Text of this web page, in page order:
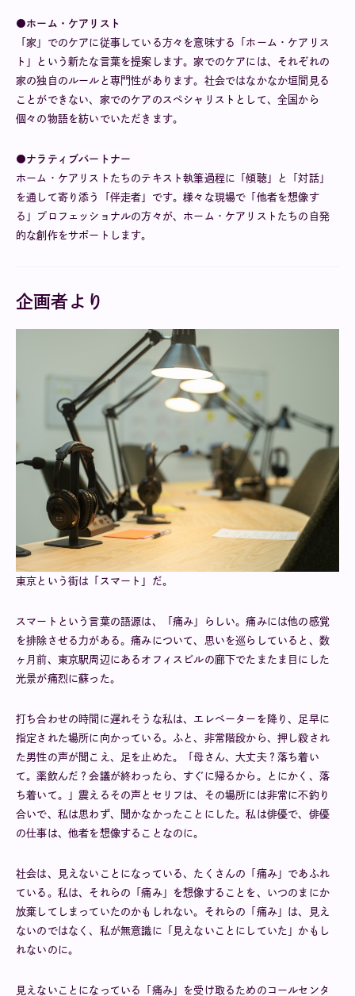
●ホーム・ケアリスト
「家」でのケアに従事している方々を意味する「ホーム・ケアリス
ト」という新たな言葉を提案します。家でのケアには、それぞれの
家の独自のルールと専門性があります。社会ではなかなか垣間見る
ことができない、家でのケアのスペシャリストとして、全国から
個々の物語を紡いでいただきます。
●ナラティブパートナー
ホーム・ケアリストたちのテキスト執筆過程に「傾聴」と「対話」
を通して寄り添う「伴走者」です。様々な現場で「他者を想像す
る」プロフェッショナルの方々が、ホーム・ケアリストたちの自発
的な創作をサポートします。
企画者より
東京という街は「スマート」だ。
スマートという言葉の語源は、「痛み」らしい。痛みには他の感覚
を排除させる力がある。痛みについて、思いを巡らしていると、数
ヶ月前、東京駅周辺にあるオフィスビルの廊下でたまたま目にした
光景が痛烈に蘇った。
打ち合わせの時間に遅れそうな私は、エレベーターを降り、足早に
指定された場所に向かっている。ふと、非常階段から、押し殺され
た男性の声が聞こえ、足を止めた。「母さん、大丈夫？落ち着い
て。薬飲んだ？会議が終わったら、すぐに帰るから。とにかく、落
ち着いて。」震えるその声とセリフは、その場所には非常に不釣り
合いで、私は思わず、聞かなかったことにした。私は俳優で、俳優
の仕事は、他者を想像することなのに。
社会は、見えないことになっている、たくさんの「痛み」であふれ
ている。私は、それらの「痛み」を想像することを、いつのまにか
放棄してしまっていたのかもしれない。それらの「痛み」は、見え
ないのではなく、私が無意識に「見えないことにしていた」かもし
れないのに。
見えないことになっている「痛み」を受け取るためのコールセンタ